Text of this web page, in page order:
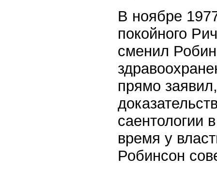
В ноябре
покойного
сменил
прямо
саентологии
время у
Робинсон